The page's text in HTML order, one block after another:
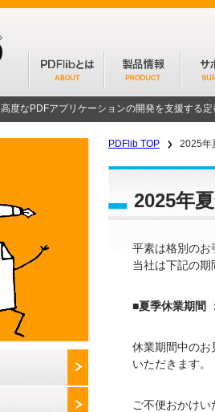
高度なPDFアプリケーションの開発を支援する
PDFlib TOP 2025年
2025年
平素は格別のお
当社は下記の
■夏季休業期間
休業期間中のお
いただきます。
ご不便おかけ